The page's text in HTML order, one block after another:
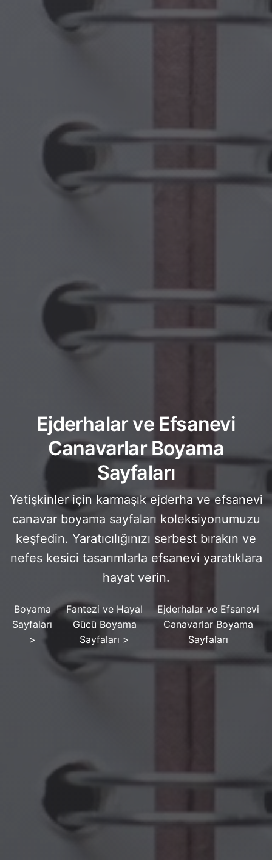
Ejderhalar ve Efsanevi
Canavarlar Boyama
Sayfaları
Yetişkinler için karmaşık ejderha ve efsanevi
canavar boyama sayfaları koleksiyonumuzu
keşfedin. Yaratıcılığınızı serbest bırakın ve
nefes kesici tasarımlarla efsanevi yaratıklara
hayat verin.
Boyama
Sayfaları
>
Fantezi ve Hayal
Gücü Boyama
Sayfaları >
Ejderhalar ve Efsanevi
Canavarlar Boyama
Sayfaları